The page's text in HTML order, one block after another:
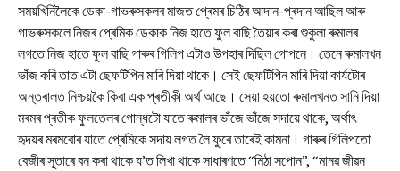
সময়খিনিলৈকে ডেকা-গাভৰুসকলৰ মাজত প্ৰেমৰ চিঠিৰ আদান-প্ৰদান আছিল আৰু
গাভৰুসকলে নিজৰ প্ৰেমিক ডেকাক নিজ হাতে ফুল বাছি তৈয়াৰ কৰা শুকুলা ৰুমালৰ
লগতে নিজ হাতে ফুল বাছি গাৰুৰ গিলিপ এটাও উপহাৰ দিছিল গোপনে। তেনে ৰুমালখন
ভাঁজ কৰি তাত‌ এটা ছেফটিপিন মাৰি দিয়া থাকে। সেই ছেফটিপিন মাৰি দিয়া কাৰ্যটোৰ
অন্তৰালত নিশ্চয়কৈ কিবা এক প্ৰতীকী অৰ্থ আছে। সেয়া হয়তো ৰুমালখনত সানি দিয়া
মৰমৰ প্ৰতীক ফুলতেলৰ গোন্ধটো যাতে ৰুমালৰ ভাঁজে ভাঁজে সদায়ে থাকে, অৰ্থাৎ
হৃদয়ৰ মৰমবোৰ যাতে প্ৰেমিকে সদায় লগত লৈ ফুৰে তাৰেই কামনা। গাৰুৰ গিলিপতো
বেজীৰ সূতাৰে বন কৰা থাকে য’ত লিখা থাকে সাধাৰণতে “মিঠা সপোন”, “মানৱ জীৱন